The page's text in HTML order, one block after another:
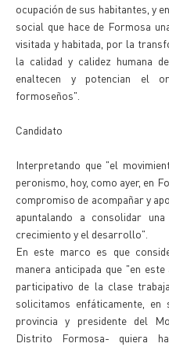
ocupación de sus habitantes, y
social que hace de Formosa
visitada y habitada, por la
la calidad y calidez humana
enaltecen y potencian el
formoseños".
Candidato
Interpretando que "el
peronismo, hoy, como ayer, en
compromiso de acompañar y
apuntalando a consolidar
crecimiento y el desarrollo".
En este marco es que
manera anticipada que "en
participativo de la clase
solicitamos enfáticamente,
provincia y presidente del
Distrito Formosa- quiera